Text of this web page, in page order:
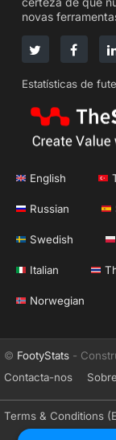
novas
Estatísticas de
English
Russian
Swedish
Italian
Norwegian
© FootyStats -
Contacta-nos
Sobre
Terms & Conditions